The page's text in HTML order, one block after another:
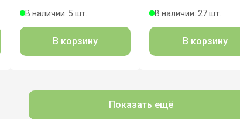
В наличии: 5 шт.
В корзину
В наличии: 27 шт.
В корзину
Показать ещё